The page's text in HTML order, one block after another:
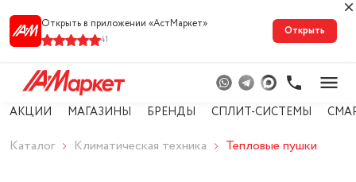
Открыть в приложении «АстМарке‪т‬»
41
Открыть
АКЦИИ МАГАЗИНЫ БРЕНДЫ СПЛИТ-СИСТЕМЫ
Каталог Климатическая техника Тепловые пушки